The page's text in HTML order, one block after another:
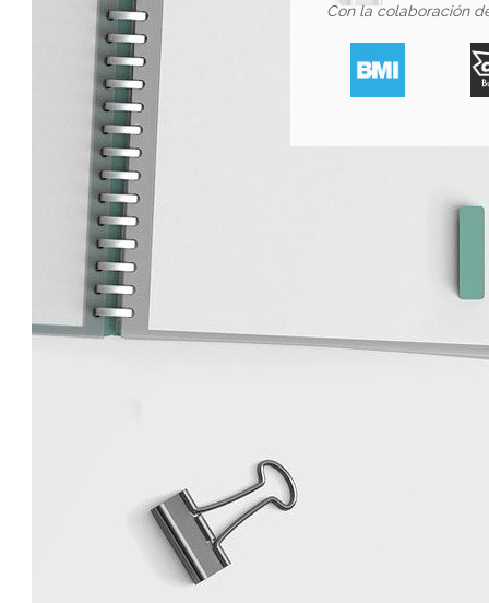
Con la colaboración